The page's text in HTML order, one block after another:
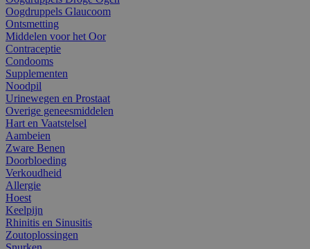
Oogdruppels Glaucoom
Ontsmetting
Middelen voor het Oor
Contraceptie
Condooms
Supplementen
Noodpil
Urinewegen en Prostaat
Overige geneesmiddelen
Hart en Vaatstelsel
Aambeien
Zware Benen
Doorbloeding
Verkoudheid
Allergie
Hoest
Keelpijn
Rhinitis en Sinusitis
Zoutoplossingen